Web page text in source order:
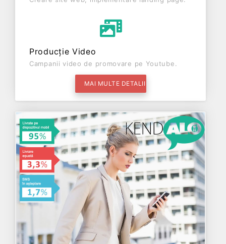
Producție Video
Campanii video de promovare pe Youtube.
MAI MULTE DETALII